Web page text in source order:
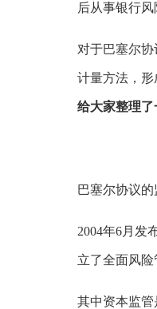
后从事银行风
对于巴塞尔
计量方法，形
给大家整理
巴塞尔协议的
2004年6月发
立了全面风险
其中资本监管